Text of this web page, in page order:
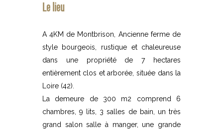
Le lieu
A 4KM de Montbrison, Ancienne ferme de
style bourgeois, rustique et chaleureuse
dans une propriété de 7 hectares
entièrement clos et arborée, située dans la
Loire (42).
La demeure de 300 m2 comprend 6
chambres, 9 lits, 3 salles de bain, un très
grand salon salle à manger, une grande